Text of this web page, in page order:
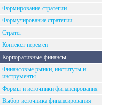
Формирование стратегии
Формулирование стратегии
Стратег
Контекст перемен
Корпоративные финансы
Финансовые рынки, институты и
инструменты
Формы и источники финансирования
Выбор источника финансирования